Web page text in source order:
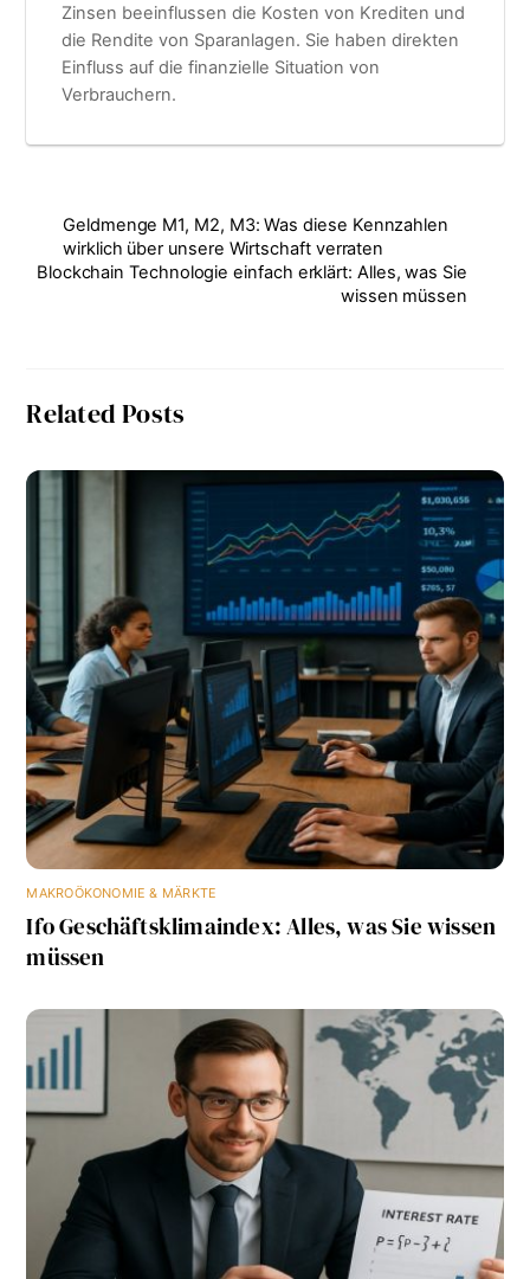
Zinsen beeinflussen die Kosten von Krediten und
die Rendite von Sparanlagen. Sie haben direkten
Einfluss auf die finanzielle Situation von
Verbrauchern.
Geldmenge M1, M2, M3: Was diese Kennzahlen
wirklich über unsere Wirtschaft verraten
Blockchain Technologie einfach erklärt: Alles, was Sie
wissen müssen
Related Posts
MAKROÖKONOMIE & MÄRKTE
Ifo Geschäftsklimaindex: Alles, was Sie wissen
müssen